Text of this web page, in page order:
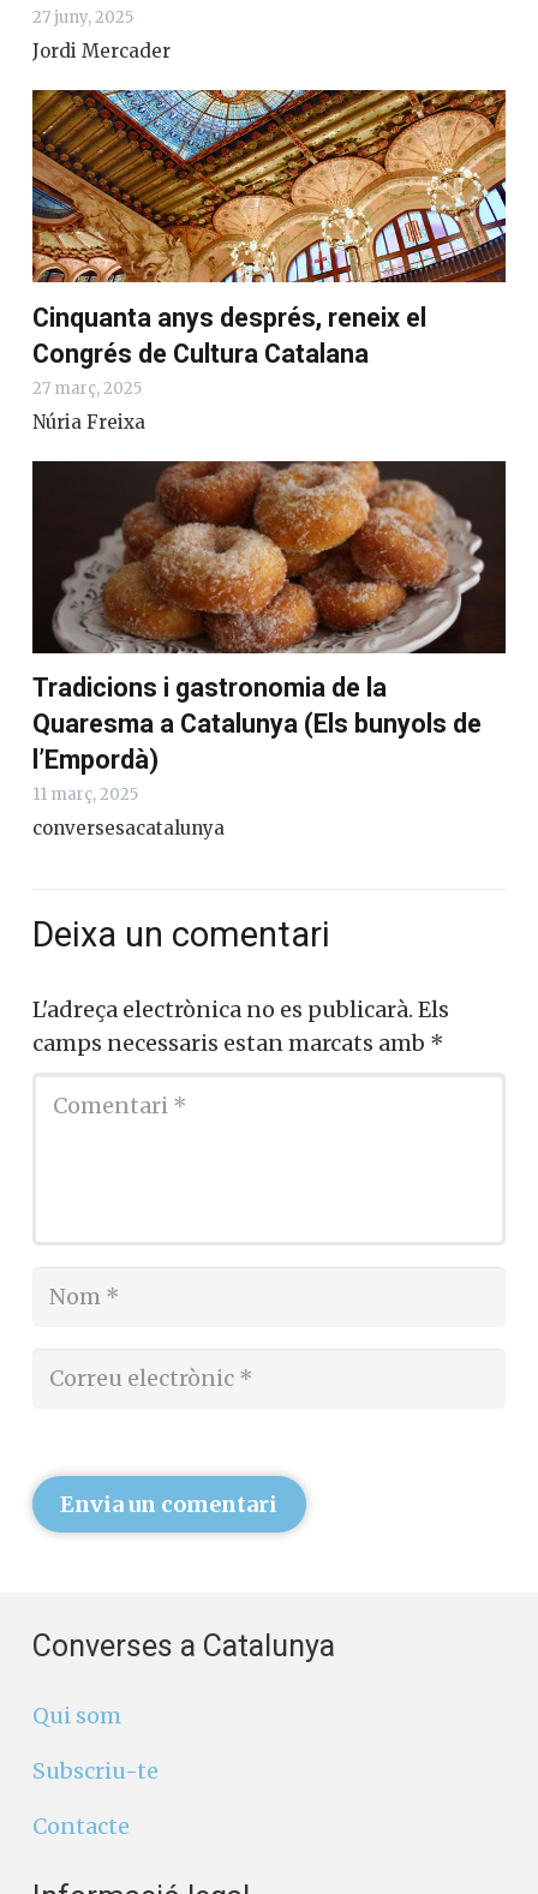
27 juny, 2025
Jordi Mercader
Cinquanta anys després, reneix el
Congrés de Cultura Catalana
27 març, 2025
Núria Freixa
Tradicions i gastronomia de la
Quaresma a Catalunya (Els bunyols de
l’Empordà)
11 març, 2025
conversesacatalunya
Deixa un comentari
L'adreça electrònica no es publicarà. Els
camps necessaris estan marcats amb *
Envia un comentari
Converses a Catalunya
Qui som
Subscriu-te
Contacte